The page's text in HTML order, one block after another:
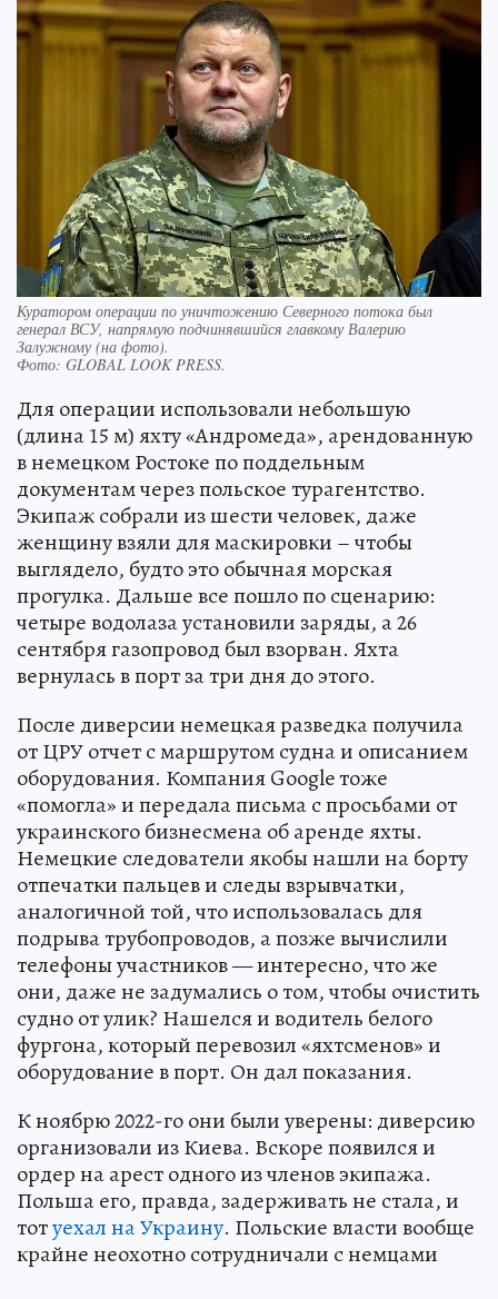
Куратором операции по уничтожению Северного потока был
генерал ВСУ, напрямую подчинявшийся главкому Валерию
Залужному (на фото).
Фото: GLOBAL LOOK PRESS.
Для операции использовали небольшую
(длина 15 м) яхту «Андромеда», арендованную
в немецком Ростоке по поддельным
документам через польское турагентство.
Экипаж собрали из шести человек, даже
женщину взяли для маскировки – чтобы
выглядело, будто это обычная морская
прогулка. Дальше все пошло по сценарию:
четыре водолаза установили заряды, а 26
сентября газопровод был взорван. Яхта
вернулась в порт за три дня до этого.
После диверсии немецкая разведка получила
от ЦРУ отчет с маршрутом судна и описанием
оборудования. Компания Google тоже
«помогла» и передала письма с просьбами от
украинского бизнесмена об аренде яхты.
Немецкие следователи якобы нашли на борту
отпечатки пальцев и следы взрывчатки,
аналогичной той, что использовалась для
подрыва трубопроводов, а позже вычислили
телефоны участников — интересно, что же
они, даже не задумались о том, чтобы очистить
судно от улик? Нашелся и водитель белого
фургона, который перевозил «яхтсменов» и
оборудование в порт. Он дал показания.
К ноябрю 2022-го они были уверены: диверсию
организовали из Киева. Вскоре появился и
ордер на арест одного из членов экипажа.
Польша его, правда, задерживать не стала, и
тотуехал на Украину. Польские власти вообще
крайне неохотно сотрудничали с немцами